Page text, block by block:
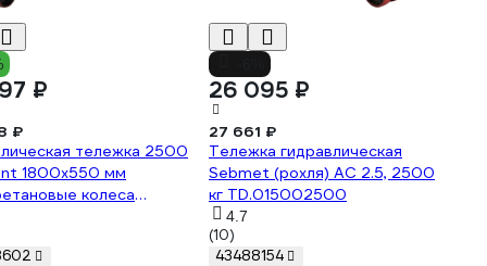
₽
₽
тележка 2500
1800x550 мм
колеса
1800-PO
26 095 ₽
27 661 ₽
Тележка гидравлическая
Sebmet (рохля) АС 2.5, 2500
кг TD.015002500
4.7
(10)
43488154